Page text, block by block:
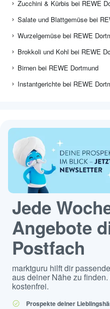
Zucchini & Kürbis bei REWE
Salate und Blattgemüse bei
Wurzelgemüse bei REWE
Brokkoli und Kohl bei REWE
Birnen bei REWE Dortmund
Instantgerichte bei REWE
Jede
Angebote
Postfach
marktguru hilft dir
aus deiner Nähe zu
kostenfrei.
Prospekte deiner